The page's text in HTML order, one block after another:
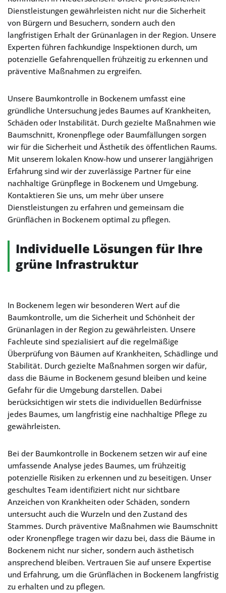
Dienstleistungen gewährleisten nicht nur die Sicherheit
von Bürgern und Besuchern, sondern auch den
langfristigen Erhalt der Grünanlagen in der Region. Unsere
Experten führen fachkundige Inspektionen durch, um
potenzielle Gefahrenquellen frühzeitig zu erkennen und
präventive Maßnahmen zu ergreifen.
Unsere Baumkontrolle in Bockenem umfasst eine
gründliche Untersuchung jedes Baumes auf Krankheiten,
Schäden oder Instabilität. Durch gezielte Maßnahmen wie
Baumschnitt, Kronenpflege oder Baumfällungen sorgen
wir für die Sicherheit und Ästhetik des öffentlichen Raums.
Mit unserem lokalen Know-how und unserer langjährigen
Erfahrung sind wir der zuverlässige Partner für eine
nachhaltige Grünpflege in Bockenem und Umgebung.
Kontaktieren Sie uns, um mehr über unsere
Dienstleistungen zu erfahren und gemeinsam die
Grünflächen in Bockenem optimal zu pflegen.
Individuelle Lösungen für Ihre
grüne Infrastruktur
In Bockenem legen wir besonderen Wert auf die
Baumkontrolle, um die Sicherheit und Schönheit der
Grünanlagen in der Region zu gewährleisten. Unsere
Fachleute sind spezialisiert auf die regelmäßige
Überprüfung von Bäumen auf Krankheiten, Schädlinge und
Stabilität. Durch gezielte Maßnahmen sorgen wir dafür,
dass die Bäume in Bockenem gesund bleiben und keine
Gefahr für die Umgebung darstellen. Dabei
berücksichtigen wir stets die individuellen Bedürfnisse
jedes Baumes, um langfristig eine nachhaltige Pflege zu
gewährleisten.
Bei der Baumkontrolle in Bockenem setzen wir auf eine
umfassende Analyse jedes Baumes, um frühzeitig
potenzielle Risiken zu erkennen und zu beseitigen. Unser
geschultes Team identifiziert nicht nur sichtbare
Anzeichen von Krankheiten oder Schäden, sondern
untersucht auch die Wurzeln und den Zustand des
Stammes. Durch präventive Maßnahmen wie Baumschnitt
oder Kronenpflege tragen wir dazu bei, dass die Bäume in
Bockenem nicht nur sicher, sondern auch ästhetisch
ansprechend bleiben. Vertrauen Sie auf unsere Expertise
und Erfahrung, um die Grünflächen in Bockenem langfristig
zu erhalten und zu pflegen.